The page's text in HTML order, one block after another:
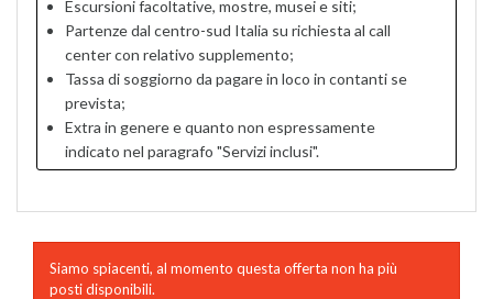
Escursioni facoltative, mostre, musei e siti;
Partenze dal centro-sud Italia su richiesta al call
center con relativo supplemento;
Tassa di soggiorno da pagare in loco in contanti se
prevista;
Extra in genere e quanto non espressamente
indicato nel paragrafo "Servizi inclusi".
Siamo spiacenti, al momento questa offerta non ha più
posti disponibili.